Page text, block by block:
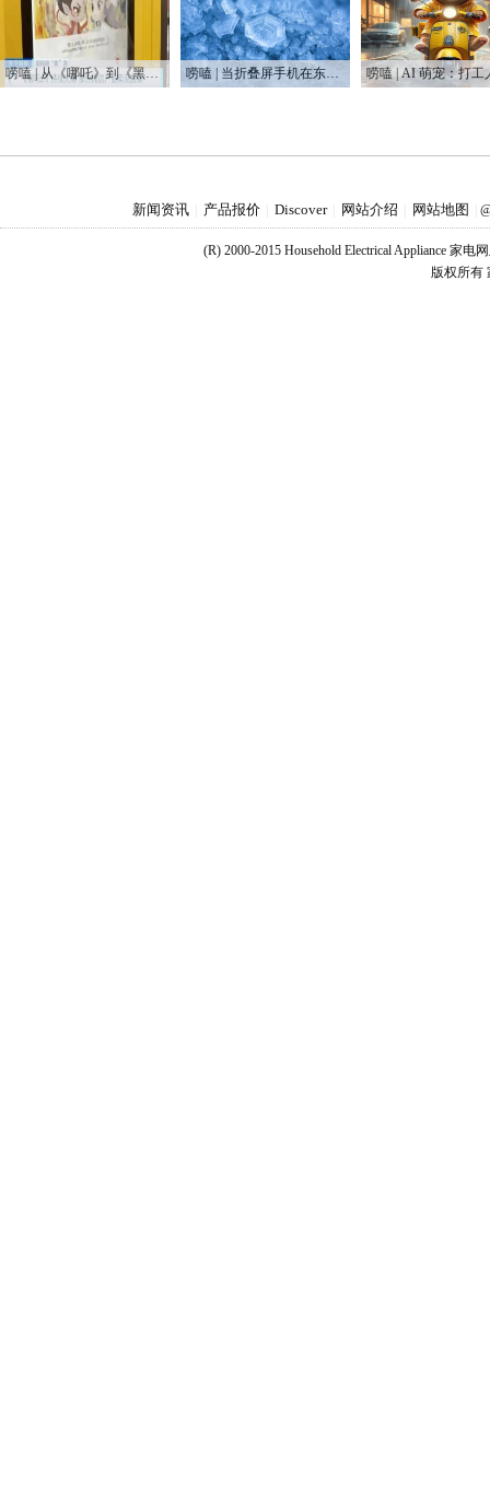
唠嗑 | 从《哪吒》到《黑神话悟空》 这届国产IP赢麻了 唠嗑 | 当折叠屏手机在东北“爆冷”
新闻资讯 产品报价 Discover 网站介绍 网站地图
(R) 2000-2015 Household Electrical Appliance 家电
版权所有